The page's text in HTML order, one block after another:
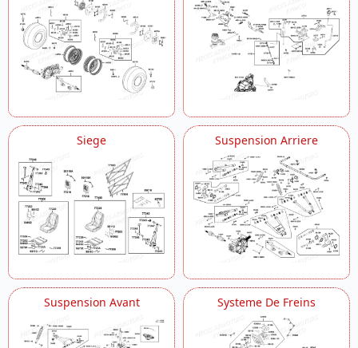
Siege Suspension Arriere
Suspension Avant Systeme De Freins